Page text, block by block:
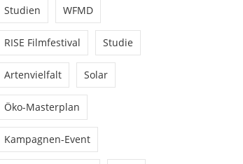
Studien WFMD
RISE Filmfestival Studie
Artenvielfalt Solar
Öko-Masterplan
Kampagnen-Event